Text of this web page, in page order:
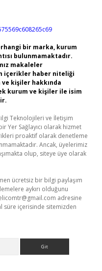
bir marka, kurum
bulunmamaktadır.
makaleler
içerikler haber niteliği
kişiler hakkında
kurum ve kişiler ile isim
Teknolojileri ve İletişim
Yer Sağlayıcı olarak hizmet
proaktif olarak denetleme
Ancak, üyelerimiz
olup, siteye üye olarak
ücretsiz bir bilgi paylaşım
aykırı olduğunu
adresine
süre içerisinde sitemizden